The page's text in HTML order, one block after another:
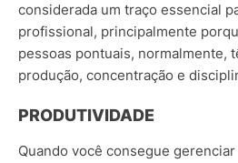
considerada um traço essencial
profissional, principalmente
pessoas pontuais, normalmente,
produção, concentração e
PRODUTIVIDADE
Quando você consegue